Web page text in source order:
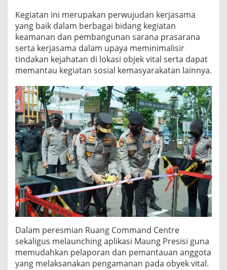
Kegiatan ini merupakan perwujudan kerjasama
yang baik dalam berbagai bidang kegiatan
keamanan dan pembangunan sarana prasarana
serta kerjasama dalam upaya meminimalisir
tindakan kejahatan di lokasi objek vital serta dapat
memantau kegiatan sosial kemasyarakatan lainnya.
Dalam peresmian Ruang Command Centre
sekaligus melaunching aplikasi Maung Presisi guna
memudahkan pelaporan dan pemantauan anggota
yang melaksanakan pengamanan pada obyek vital.